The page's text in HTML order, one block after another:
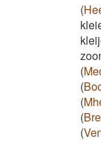
(
(
(
(
(
(